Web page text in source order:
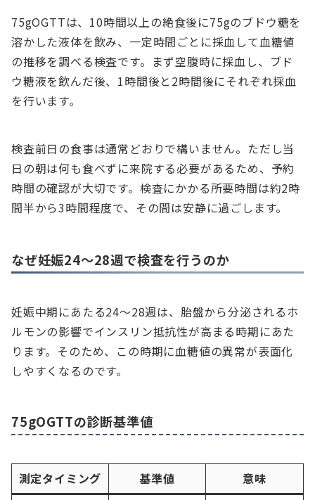
75gOGTTは、10時間以上の絶食後に75gのブドウ糖を
溶かした液体を飲み、一定時間ごとに採血して血糖値
の推移を調べる検査です。まず空腹時に採血し、ブド
ウ糖液を飲んだ後、1時間後と2時間後にそれぞれ採血
を行います。
検査前日の食事は通常どおりで構いません。ただし当
日の朝は何も食べずに来院する必要があるため、予約
時間の確認が大切です。検査にかかる所要時間は約2時
間半から3時間程度で、その間は安静に過ごします。
なぜ妊娠24〜28週で検査を行うのか
妊娠中期にあたる24〜28週は、胎盤から分泌されるホ
ルモンの影響でインスリン抵抗性が高まる時期にあた
ります。そのため、この時期に血糖値の異常が表面化
しやすくなるのです。
75gOGTTの診断基準値
測定タイミング 基準値
意味